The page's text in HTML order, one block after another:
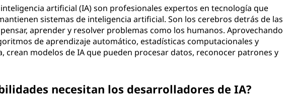
artificial (IA) son profesionales expertos en tecnología que
sistemas de inteligencia artificial. Son los cerebros detrás de las
aprender y resolver problemas como los humanos. Aprovechando
de aprendizaje automático, estadísticas computacionales y
crean modelos de IA que pueden procesar datos, reconocer patrones y
necesitan los desarrolladores de IA?